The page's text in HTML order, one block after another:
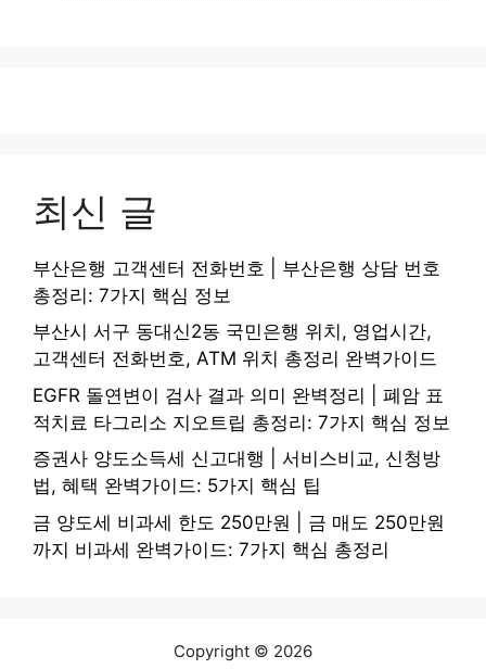
최신 글
부산은행 고객센터 전화번호 | 부산은행 상담 번호
총정리: 7가지 핵심 정보
부산시 서구 동대신2동 국민은행 위치, 영업시간,
고객센터 전화번호, ATM 위치 총정리 완벽가이드
EGFR 돌연변이 검사 결과 의미 완벽정리 | 폐암 표
적치료 타그리소 지오트립 총정리: 7가지 핵심 정보
증권사 양도소득세 신고대행 | 서비스비교, 신청방
법, 혜택 완벽가이드: 5가지 핵심 팁
금 양도세 비과세 한도 250만원 | 금 매도 250만원
까지 비과세 완벽가이드: 7가지 핵심 총정리
Copyright © 2026